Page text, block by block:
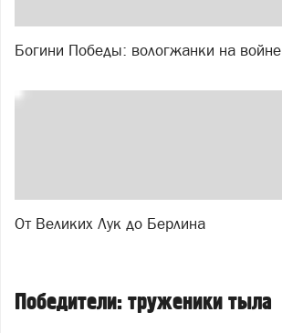
Богини Победы: вологжанки на войне
От Великих Лук до Берлина
Победители: труженики тыла